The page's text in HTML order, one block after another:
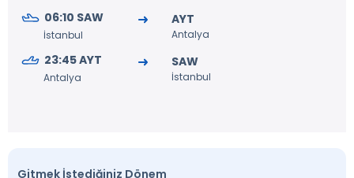
06:10 SAW
İstanbul
AYT
Antalya
23:45 AYT
Antalya
SAW
İstanbul
Gitmek İstediğiniz Dönem